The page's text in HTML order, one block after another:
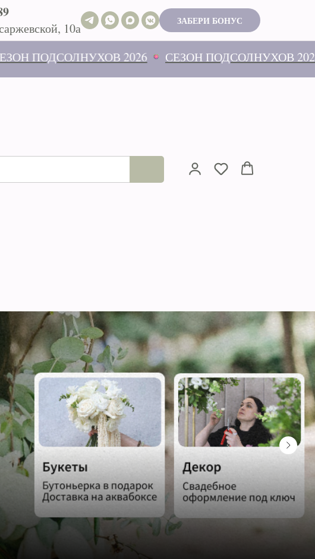
10а ЗАБЕРИ БОНУС
ПОДСОЛНУХОВ 2026 СЕЗОН ПОДСОЛНУХОВ 2026